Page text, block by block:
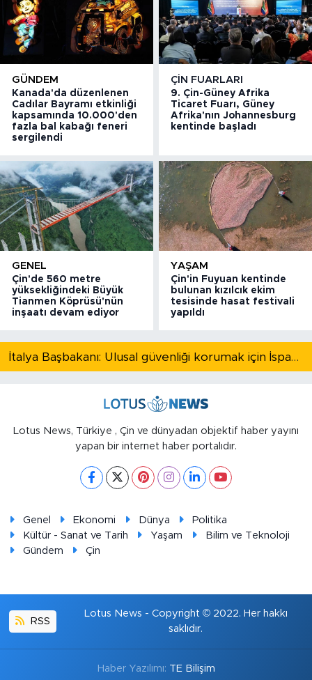
GÜNDEM
Kanada'da düzenlenen
Cadılar Bayramı etkinliği
kapsamında 10.000'den
fazla bal kabağı feneri
sergilendi
ÇIN FUARLARI
9. Çin-Güney Afrika
Ticaret Fuarı, Güney
Afrika'nın Johannesburg
kentinde başladı
GENEL
Çin'de 560 metre
yüksekliğindeki Büyük
Tianmen Köprüsü'nün
inşaatı devam ediyor
YAŞAM
Çin'in Fuyuan kentinde
bulunan kızılcık ekim
tesisinde hasat festivali
yapıldı
İtalya Başbakanı: Ulusal güvenliği korumak için İspanya ile Schengen kapsamındaki serbest dolaşımı askıya alıyoruz
Lotus News, Türkiye , Çin ve dünyadan objektif haber yayını
yapan bir internet haber portalıdır.
Genel Ekonomi Dünya
Politika
Kültür - Sanat ve Tarih
Yaşam
Bilim ve Teknoloji
Gündem
Çin
RSS
Lotus News - Copyright © 2022. Her hakkı
saklıdır.
Haber Yazılımı: TE Bilişim